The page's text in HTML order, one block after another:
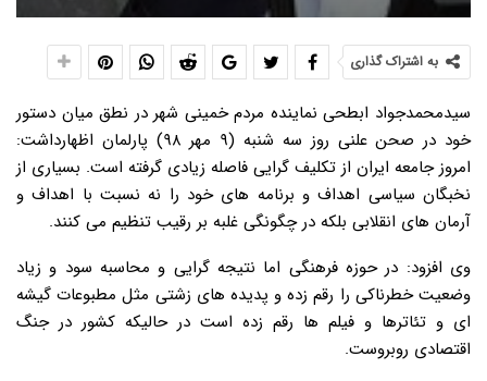
به اشتراک گذاری
سیدمحمدجواد ابطحی نماینده مردم خمینی شهر در نطق میان دستور
خود در صحن علنی روز سه شنبه (۹ مهر ۹۸) پارلمان اظهارداشت:
امروز جامعه ایران از تکلیف گرایی فاصله زیادی گرفته است. بسیاری از
نخبگان سیاسی اهداف و برنامه های خود را نه نسبت با اهداف و
آرمان های انقلابی بلکه در چگونگی غلبه بر رقیب تنظیم می کنند.
وی افزود: در حوزه فرهنگی اما نتیجه گرایی و محاسبه سود و زیاد
وضعیت خطرناکی را رقم زده و پدیده های زشتی مثل مطبوعات گیشه
ای و تئاترها و فیلم ها رقم زده است در حالیکه کشور در جنگ
اقتصادی روبروست.